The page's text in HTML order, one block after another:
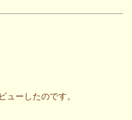
ーしたのです。